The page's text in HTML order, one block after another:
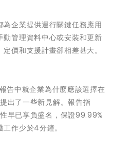
企業提供運行關鍵任務應用
管理資料中心或安裝和更新
價和支援計畫卻相差甚大。
中就企業為什麼應該選擇在
出了一些新見解。報告指
早已享負盛名，保證99.99%
作少於4分鐘。